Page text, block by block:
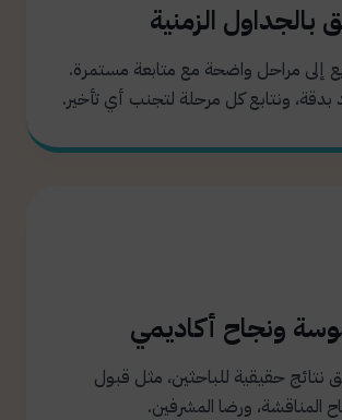
بالجداول الزمنية
إلى مراحل واضحة مع متابعة مستمرة.
بدقة، ونتابع كل مرحلة لتجنب أي تأخير.
ونجاح أكاديمي
نتائج حقيقية للباحثين، مثل قبول
المناقشة، ورضا المشرفين.